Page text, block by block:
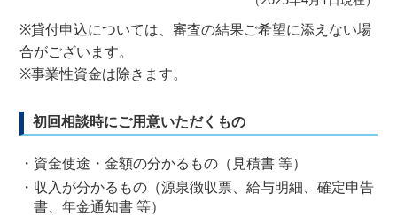
※貸付申込については、審査の結果ご希望に添えない場
合がございます。
※事業性資金は除きます。
初回相談時にご用意いただくもの
資金使途・金額の分かるもの（見積書 等）
収入が分かるもの（源泉徴収票、給与明細、確定申告
書、年金通知書 等）